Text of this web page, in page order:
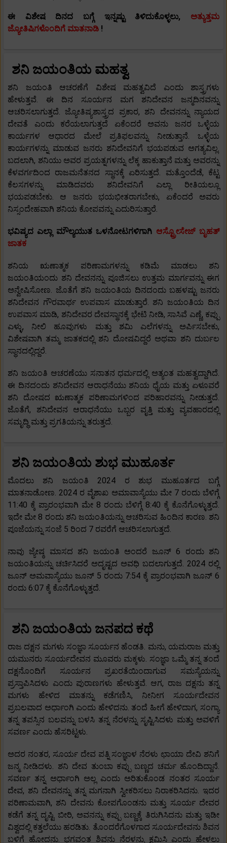
ಈ ವಿಶೇಷ ದಿನದ ಬಗ್ಗೆ ಇನ್ನಷ್ಟು ತಿಳಿದುಕೊಳ್ಳಲು, ಅತ್ಯುತ್ತಮ
ಜ್ಯೋತಿಷಿಗಳೊಂದಿಗೆ ಮಾತನಾಡಿ !
ಶನಿ ಜಯಂತಿಯ ಮಹತ್ವ
ಶನಿ ಜಯಂತಿ ಆಚರಣೆಗೆ ವಿಶೇಷ ಮಹತ್ವವಿದೆ ಎಂದು ಶಾಸ್ತ್ರಗಳು
ಹೇಳುತ್ತವೆ. ಈ ದಿನ ಸೂರ್ಯನ ಮಗ ಶನಿದೇವನ ಜನ್ಮದಿನವನ್ನು
ಆಚರಿಸಲಾಗುತ್ತದೆ. ಜ್ಯೋತಿಷ್ಯಶಾಸ್ತ್ರದ ಪ್ರಕಾರ, ಶನಿ ದೇವನನ್ನು ನ್ಯಾಯದ
ದೇವತೆ ಎಂದು ಕರೆಯಲಾಗುತ್ತದೆ ಏಕೆಂದರೆ ಅವನು ಜನರ ಒಳ್ಳೆಯ
ಕಾರ್ಯಗಳ ಆಧಾರದ ಮೇಲೆ ಪ್ರತಿಫಲವನ್ನು ನೀಡುತ್ತಾನೆ. ಒಳ್ಳೆಯ
ಕಾರ್ಯಗಳನ್ನು ಮಾಡುವ ಜನರು ಶನಿದೇವನಿಗೆ ಭಯಪಡುವ ಅಗತ್ಯವಿಲ್ಲ.
ಬದಲಾಗಿ, ಶನಿಯು ಅವರ ಪ್ರಯತ್ನಗಳನ್ನು ಲೆಕ್ಕ ಹಾಕುತ್ತಾನೆ ಮತ್ತು ಅವರನ್ನು
ಕೆಳವರ್ಗದಿಂದ ರಾಜಮನೆತನದ ಸ್ಥಾನಕ್ಕೆ ಏರಿಸುತ್ತದೆ. ಮತ್ತೊಂದೆಡೆ, ಕೆಟ್ಟ
ಕೆಲಸಗಳನ್ನು ಮಾಡಿದವರು ಶನಿದೇವನಿಗೆ ಎಲ್ಲಾ ರೀತಿಯಲ್ಲೂ
ಭಯಪಡಬೇಕು. ಆ ಜನರು ಭಯಭೀತರಾಗಬೇಕು, ಏಕೆಂದರೆ ಅವರು
ನಿಸ್ಸಂದೇಹವಾಗಿ ಶನಿಯ ಕೋಪವನ್ನು ಎದುರಿಸುತ್ತಾರೆ.
ಭವಿಷ್ಯದ ಎಲ್ಲಾ ಮೌಲ್ಯಯುತ ಒಳನೋಟಗಳಿಗಾಗಿ ಆಸ್ಟ್ರೋಸೇಜ್ ಬೃಹತ್
ಜಾತಕ
ಶನಿಯ ಋಣಾತ್ಮಕ ಪರಿಣಾಮಗಳನ್ನು ಕಡಿಮೆ ಮಾಡಲು ಶನಿ
ಜಯಂತಿಯಂದು ಶನಿ ದೇವನನ್ನು ಪೂಜಿಸಲು ಉತ್ತಮ ಮಾರ್ಗವನ್ನು ಈಗ
ಅನ್ವೇಷಿಸೋಣ. ಜೊತೆಗೆ ಶನಿ ಜಯಂತಿಯ ದಿನದಂದು ಬಹಳಷ್ಟು ಜನರು
ಶನಿದೇವನ ಗೌರವಾರ್ಥ ಉಪವಾಸ ಮಾಡುತ್ತಾರೆ. ಶನಿ ಜಯಂತಿಯ ದಿನ
ಉಪವಾಸ ಮಾಡಿ, ಶನಿದೇವರ ದೇವಸ್ಥಾನಕ್ಕೆ ಭೇಟಿ ನೀಡಿ, ಸಾಸಿವೆ ಎಣ್ಣೆ, ಕಪ್ಪು
ಎಳ್ಳು, ನೀಲಿ ಹೂವುಗಳು ಮತ್ತು ಶಮಿ ಎಲೆಗಳನ್ನು ಅರ್ಪಿಸಬೇಕು,
ವಿಶೇಷವಾಗಿ ತಮ್ಮ ಜಾತಕದಲ್ಲಿ ಶನಿ ದೋಷವಿದ್ದರೆ ಅಥವಾ ಶನಿ ದುರ್ಬಲ
ಸ್ಥಾನದಲ್ಲಿದ್ದರೆ.
ಶನಿ ಜಯಂತಿ ಆಚರಣೆಯು ಸನಾತನ ಧರ್ಮದಲ್ಲಿ ಅತ್ಯಂತ ಮಹತ್ವದ್ದಾಗಿದೆ.
ಈ ದಿನದಂದು ಶನಿದೇವನ ಆರಾಧನೆಯು ಶನಿಯ ಧೈಯ ಮತ್ತು ಏಳೂವರೆ
ಶನಿ ದೋಷದ ಋಣಾತ್ಮಕ ಪರಿಣಾಮಗಳಿಂದ ಪರಿಹಾರವನ್ನು ನೀಡುತ್ತದೆ.
ಜೊತೆಗೆ, ಶನಿದೇವನ ಆರಾಧನೆಯು ಒಬ್ಬರ ವೃತ್ತಿ ಮತ್ತು ವ್ಯವಹಾರದಲ್ಲಿ
ಸಮೃದ್ಧಿ ಮತ್ತು ಪ್ರಗತಿಯನ್ನು ತರುತ್ತದೆ.
ಶನಿ ಜಯಂತಿಯ ಶುಭ ಮುಹೂರ್ತ
ಮೊದಲು ಶನಿ ಜಯಂತಿ 2024 ರ ಶುಭ ಮುಹೂರ್ತದ ಬಗ್ಗೆ
ಮಾತನಾಡೋಣ. 2024 ರ ವೈಶಾಖ ಅಮಾವಾಸ್ಯೆಯು ಮೇ 7 ರಂದು ಬೆಳಿಗ್ಗೆ
11:40 ಕ್ಕೆ ಪ್ರಾರಂಭವಾಗಿ ಮೇ 8 ರಂದು ಬೆಳಿಗ್ಗೆ 8:40 ಕ್ಕೆ ಕೊನೆಗೊಳ್ಳುತ್ತದೆ.
ಇದೇ ಮೇ 8 ರಂದು ಶನಿ ಜಯಂತಿಯನ್ನು ಆಚರಿಸುವ ಹಿಂದಿನ ಕಾರಣ. ಶನಿ
ಪೂಜೆಯನ್ನು ಸಂಜೆ 5 ರಿಂದ 7 ರವರೆಗೆ ಆಚರಿಸಲಾಗುತ್ತದೆ.
ನಾವು ಜ್ಯೇಷ್ಠ ಮಾಸದ ಶನಿ ಜಯಂತಿ ಅಂದರೆ ಜೂನ್ 6 ರಂದು ಶನಿ
ಜಯಂತಿಯನ್ನು ಚರ್ಚಿಸಿದರೆ ಅದೃಷ್ಟದ ಅವಧಿ ಬದಲಾಗುತ್ತದೆ. 2024 ರಲ್ಲಿ
ಜೂನ್ ಅಮವಾಸ್ಯೆಯು ಜೂನ್ 5 ರಂದು 7:54 ಕ್ಕೆ ಪ್ರಾರಂಭವಾಗಿ ಜೂನ್ 6
ರಂದು 6:07 ಕ್ಕೆ ಕೊನೆಗೊಳ್ಳುತ್ತದೆ.
ಶನಿ ಜಯಂತಿಯ ಜನಪದ ಕಥೆ
ರಾಜ ದಕ್ಷನ ಮಗಳು ಸಂಜ್ಞಾ ಸೂರ್ಯನ ಹೆಂಡತಿ. ಮನು, ಯಮರಾಜ ಮತ್ತು
ಯಮುನರು ಸೂರ್ಯದೇವನ ಮೂವರು ಮಕ್ಕಳು. ಸಂಜ್ಞಾ ಒಮ್ಮೆ ತನ್ನ ತಂದೆ
ದಕ್ಷನೊಂದಿಗೆ ಸೂರ್ಯನ ಪ್ರಖರತೆಯಿಂದಾಗುವ ಸಮಸ್ಯೆಯನ್ನು
ಪ್ರಸ್ತಾಪಿಸಿದಳು ಎಂದು ಪುರಾಣಗಳು ಹೇಳುತ್ತವೆ. ಆಗ, ರಾಜ ದಕ್ಷನು ತನ್ನ
ಮಗಳು ಹೇಳಿದ ಮಾತನ್ನು ಕಡೆಗಣಿಸಿ, ನೀನೀಗ ಸೂರ್ಯದೇವನ
ಪ್ರಬಲವಾದ ಅರ್ಧಾಂಗಿ ಎಂದು ಹೇಳಿದನು. ತಂದೆ ಹೀಗೆ ಹೇಳಿದಾಗ, ಸಂಗ್ಯಾ
ತನ್ನ ತಪಸ್ಸಿನ ಬಲವನ್ನು ಬಳಸಿ ತನ್ನ ನೆರಳನ್ನು ಸೃಷ್ಟಿಸಿದಳು ಮತ್ತು ಅವಳಿಗೆ
ಸವರ್ಣ ಎಂದು ಹೆಸರಿಟ್ಟಳು.
ಅದರ ನಂತರ, ಸೂರ್ಯ ದೇವ ಪತ್ನಿ ಸಂಜ್ಞಾಳ ನೆರಳು ಛಾಯಾ ದೇವಿ ಶನಿಗೆ
ಜನ್ಮ ನೀಡಿದಳು. ಶನಿ ದೇವ ತುಂಬಾ ಕಪ್ಪು ಬಣ್ಣದ ಚರ್ಮ ಹೊಂದಿದ್ದಾನೆ.
ಸವರ್ಣ ತನ್ನ ಅರ್ಧಾಂಗಿ ಅಲ್ಲ ಎಂದು ಅರಿತುಕೊಂಡ ನಂತರ ಸೂರ್ಯ
ದೇವ, ಶನಿ ದೇವನನ್ನು ತನ್ನ ಮಗನಾಗಿ ಸ್ವೀಕರಿಸಲು ನಿರಾಕರಿಸಿದನು. ಇದರ
ಪರಿಣಾಮವಾಗಿ, ಶನಿ ದೇವನು ಕೋಪಗೊಂಡನು ಮತ್ತು ಸೂರ್ಯ ದೇವರ
ಕಡೆಗೆ ತನ್ನ ದೃಷ್ಟಿ ಬೀರಿ, ಅವನನ್ನು ಕಪ್ಪು ಬಣ್ಣಕ್ಕೆ ತಿರುಗಿಸಿದನು ಮತ್ತು ಇಡೀ
ವಿಶ್ವದಲ್ಲಿ ಕತ್ತಲೆಯು ಹರಡಿತು. ತೊಂದರೆಗೊಳಗಾದ ಸೂರ್ಯದೇವನು ಶಿವನ
ಬಳಿಗೆ ಹೋದನು. ಭಗವಂತ ಶಿವನು ನೆರಳನ್ನು ಕ್ಷಮಿಸಿ ಎಂದು ಹೇಳಲು